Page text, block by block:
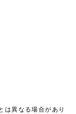
は異なる場合があり